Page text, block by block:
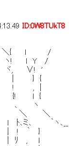
ID:0W8TUkT8
{　　 l　　　　/　　
!　　 l　Y　 /　　
ヾ,　　 ∨!　'　　　
|　　　 }　{　　　　
　　　 ,　| 　 　 　
{!　　　l　{　 　 　
　 　 ヽ　　　　　
　 ＼　 　 ＼　　　
ﾄ､ミ､　　　 ｀ヽ､
　 ! 　｀　 }　　　　
ﾘ　 ,　　l　　　　　